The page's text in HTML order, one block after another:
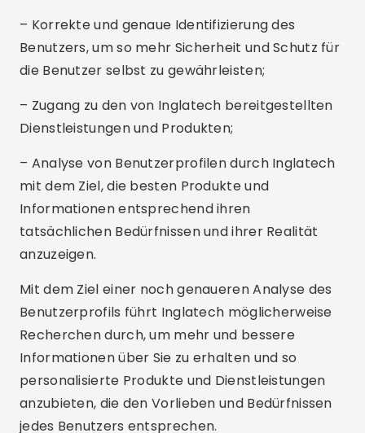
– Korrekte und genaue Identifizierung des
Benutzers, um so mehr Sicherheit und Schutz für
die Benutzer selbst zu gewährleisten;
– Zugang zu den von Inglatech bereitgestellten
Dienstleistungen und Produkten;
– Analyse von Benutzerprofilen durch Inglatech
mit dem Ziel, die besten Produkte und
Informationen entsprechend ihren
tatsächlichen Bedürfnissen und ihrer Realität
anzuzeigen.
Mit dem Ziel einer noch genaueren Analyse des
Benutzerprofils führt Inglatech möglicherweise
Recherchen durch, um mehr und bessere
Informationen über Sie zu erhalten und so
personalisierte Produkte und Dienstleistungen
anzubieten, die den Vorlieben und Bedürfnissen
jedes Benutzers entsprechen.